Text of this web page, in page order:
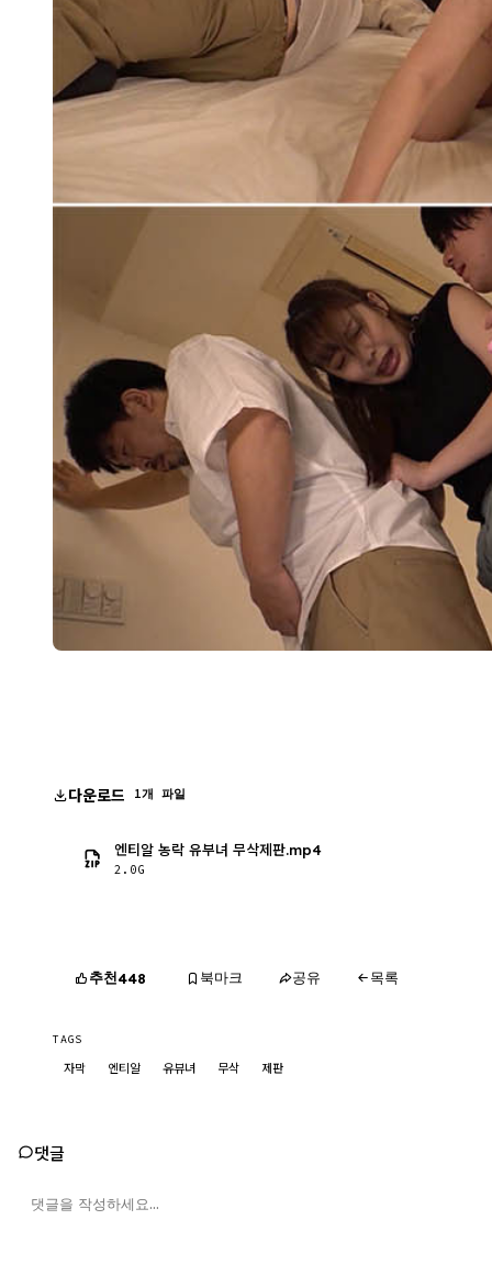
다운로드 1개 파일
엔티알 농락 유부녀 무삭제판.mp4
2.0G
추천448 북마크 공유 목록
TAGS
자막 엔티알 유뷰녀 무삭 제판
댓글